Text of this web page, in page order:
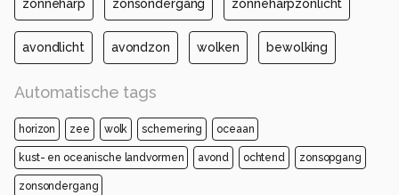
zonneharp zonsondergang zonneharpzonlicht
avondlicht avondzon wolken bewolking
Automatische tags
horizon zee wolk schemering oceaan
kust- en oceanische landvormen avond ochtend zonsopgang
zonsondergang